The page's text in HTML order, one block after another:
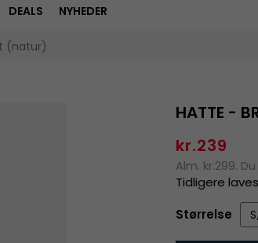
DEALS NYHEDER
(natur)
HATTE -
kr.239
Alm. kr.299.
Tidligere
Størrelse